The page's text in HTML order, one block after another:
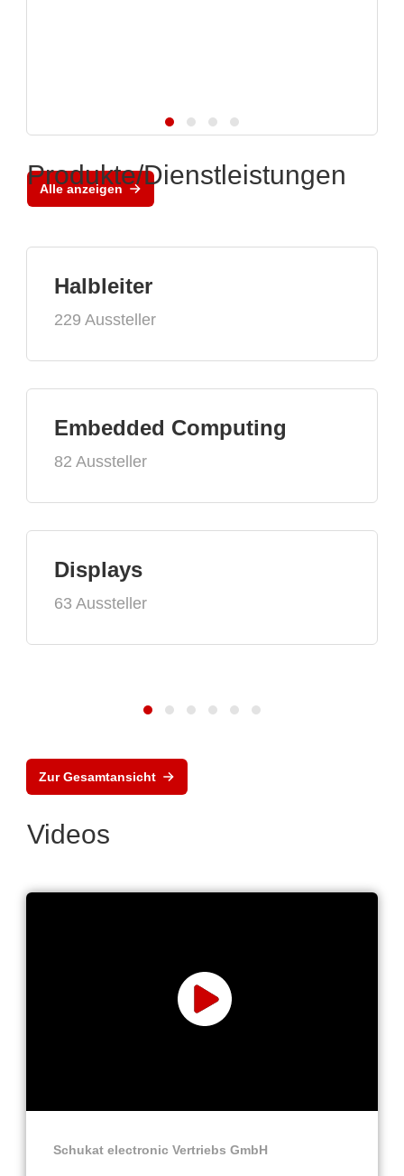
Alle anzeigen
Produkte/Dienstleistungen
Halbleiter
229 Aussteller
Embedded Computing
82 Aussteller
Displays
63 Aussteller
Zur Gesamtansicht
Videos
Schukat electronic Vertriebs GmbH